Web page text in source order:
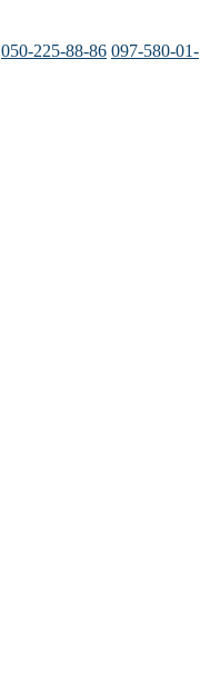
050-225-88-86 097-580-01-